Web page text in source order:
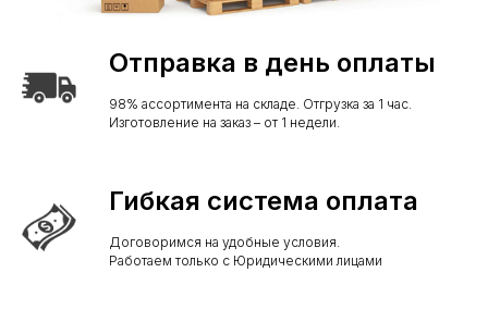
Отправка в день оплаты
98% ассортимента на складе. Отгрузка за 1 час.
Изготовление на заказ – от 1 недели.
Гибкая система оплата
Договоримся на удобные условия.
Работаем только с Юридическими лицами